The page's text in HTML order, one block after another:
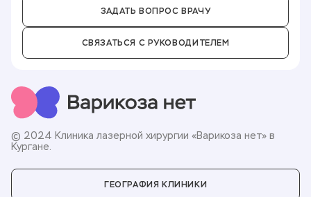
ЗАДАТЬ ВОПРОС ВРАЧУ
СВЯЗАТЬСЯ С РУКОВОДИТЕЛЕМ
© 2024 Клиника лазерной хирургии «Варикоза нет» в
Кургане.
ГЕОГРАФИЯ КЛИНИКИ